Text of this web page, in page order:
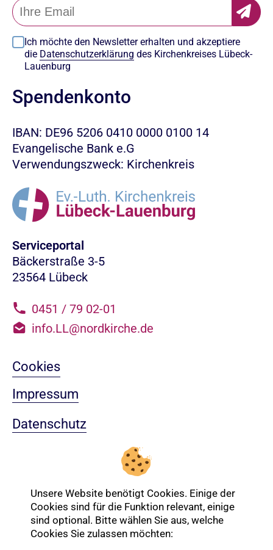
Ich möchte den Newsletter erhalten und akzeptiere
die Datenschutzerklärung des Kirchenkreises Lübeck-
Lauenburg
Spendenkonto
IBAN: DE96 5206 0410 0000 0100 14
Evangelische Bank e.G
Verwendungszweck: Kirchenkreis
Serviceportal
Bäckerstraße 3-5
23564 Lübeck
0451 / 79 02-01
info.LL@nordkirche.de
Cookies
Impressum
Datenschutz
Nach oben
Login-Bereich
Unsere Website benötigt Cookies. Einige der
Cookies sind für die Funktion relevant, einige
sind optional. Bitte wählen Sie aus, welche
Cookies Sie zulassen möchten: